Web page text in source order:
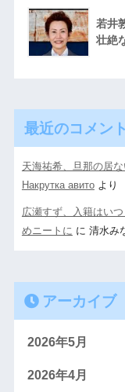
若井
壮絶
最近のコメント
天海祐希、旦那の居
Накрутка авитоより
広瀬すず、入籍はい
めニートに に 清水み
アーカイブ
2026年5月
2026年4月